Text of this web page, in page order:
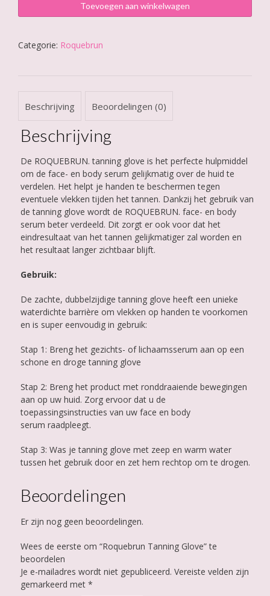
aantal
Toevoegen aan winkelwagen
Categorie: Roquebrun
Beschrijving Beoordelingen (0)
Beschrijving
De ROQUEBRUN. tanning glove is het perfecte hulpmiddel
om de face- en body serum gelijkmatig over de huid te
verdelen. Het helpt je handen te beschermen tegen
eventuele vlekken tijden het tannen. Dankzij het gebruik van
de tanning glove wordt de ROQUEBRUN. face- en body
serum beter verdeeld. Dit zorgt er ook voor dat het
eindresultaat van het tannen gelijkmatiger zal worden en
het resultaat langer zichtbaar blijft.
Gebruik:
De zachte, dubbelzijdige tanning glove heeft een unieke
waterdichte barrière om vlekken op handen te voorkomen
en is super eenvoudig in gebruik:
Stap 1: Breng het gezichts- of lichaamsserum aan op een
schone en droge tanning glove
Stap 2: Breng het product met ronddraaiende bewegingen
aan op uw huid. Zorg ervoor dat u de
toepassingsinstructies van uw face en body
serum raadpleegt.
Stap 3: Was je tanning glove met zeep en warm water
tussen het gebruik door en zet hem rechtop om te drogen.
Beoordelingen
Er zijn nog geen beoordelingen.
Wees de eerste om “Roquebrun Tanning Glove” te
beoordelen
Je e-mailadres wordt niet gepubliceerd. Vereiste velden zijn
gemarkeerd met *